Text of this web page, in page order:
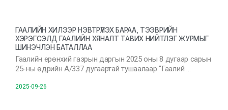
ГААЛИЙН ХИЛЭЭР НЭВТРҮҮЛЭХ БАРАА, ТЭЭВРИЙН
ХЭРЭГСЭЛД ГААЛИЙН ХЯНАЛТ ТАВИХ НИЙТЛЭГ ЖУРМЫГ
ШИНЭЧЛЭН БАТАЛЛАА
Гаалийн ерөнхий газрын даргын 2025 оны 8 дугаар сарын
25-ны өдрийн А/337 дугаартай тушаалаар “Гаалий …
2025-09-26